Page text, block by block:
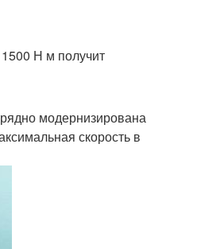
Н м получит
модернизирована
скорость в